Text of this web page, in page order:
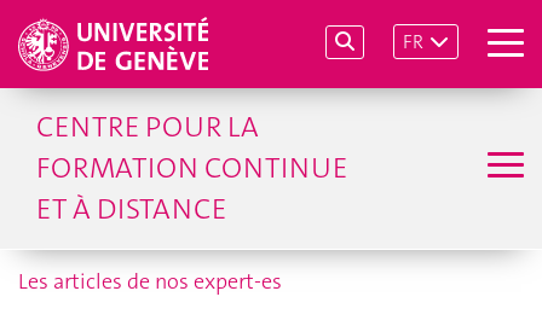
FR
CENTRE POUR LA
FORMATION CONTINUE
ET À DISTANCE
Les articles de nos expert-es